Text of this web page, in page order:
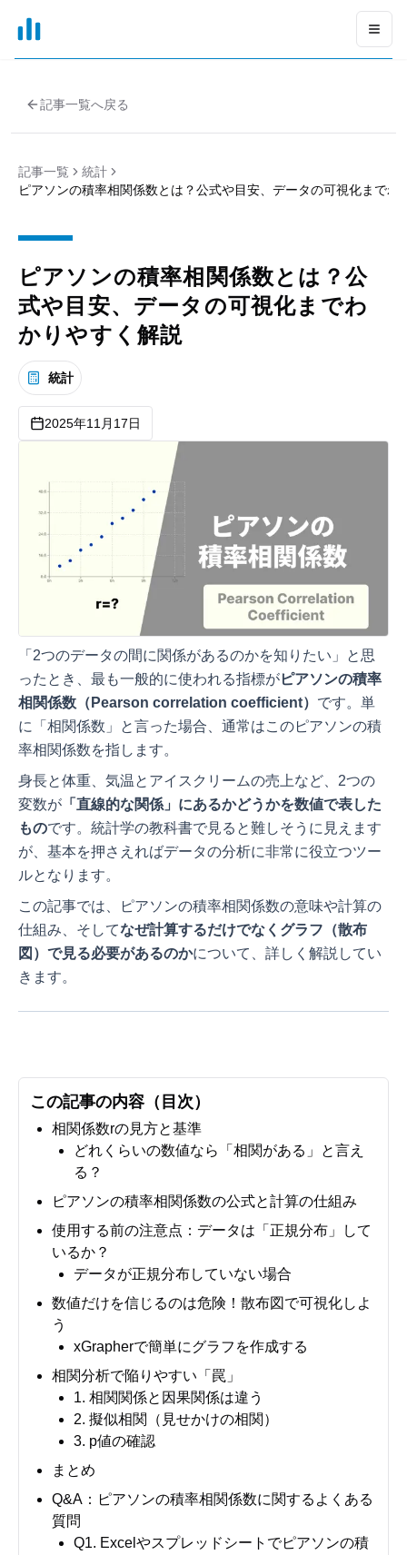
xGrapher
記事一覧へ戻る
記事一覧
統計
ピアソンの積率相関係数とは？公式や目安、データの可視化までわ
ピアソンの積率相関係数とは？公
式や目安、データの可視化までわ
かりやすく解説
統計
2025年11月17日
「2つのデータの間に関係があるのかを知りたい」と思
ったとき、最も一般的に使われる指標がピアソンの積率
相関係数（ Pearson correlation coefficient） です。単
に「相関係数」と言った場合、通常はこのピアソンの積
率相関係数を指します。
身長と体重、気温とアイスクリームの売上など、2つの
変数が 「直線的な関係」にあるかどうかを数値で表した
ものです。統計学の教科書で見ると難しそうに見えます
が、基本を押さえればデータの分析に非常に役立つツー
ルとなります。
この記事では、ピアソンの積率相関係数の意味や計算の
仕組み、そしてなぜ計算するだけでなくグラフ（散布
図）で見る必要があるのかについて、詳しく解説してい
きます。
この記事の内容（目次）
相関係数rの見方と基準
どれくらいの数値なら「相関がある」と言え
る？
ピアソンの積率相関係数の公式と計算の仕組み
使用する前の注意点：データは「正規分布」して
いるか？
データが正規分布していない場合
数値だけを信じるのは危険！散布図で可視化しよ
う
xGrapherで簡単にグラフを作成する
相関分析で陥りやすい「罠」
1. 相関関係と因果関係は違う
2. 擬似相関（見せかけの相関）
3. p値の確認
まとめ
Q&A：ピアソンの積率相関係数に関するよくある
質問
Q1. Excelやスプレッドシートでピアソンの積